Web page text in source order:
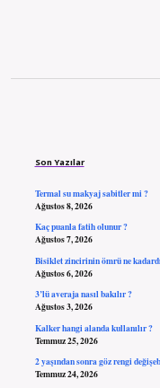
Son Yazılar
Termal su makyaj sabitler mi ?
Ağustos 8, 2026
Kaç puanla fatih olunur ?
Ağustos 7, 2026
Bisiklet zincirinin ömrü ne
Ağustos 6, 2026
3’lü averaja nasıl bakılır ?
Ağustos 3, 2026
Kalker hangi alanda kullanılır ?
Temmuz 25, 2026
2 yaşından sonra göz rengi
Temmuz 24, 2026